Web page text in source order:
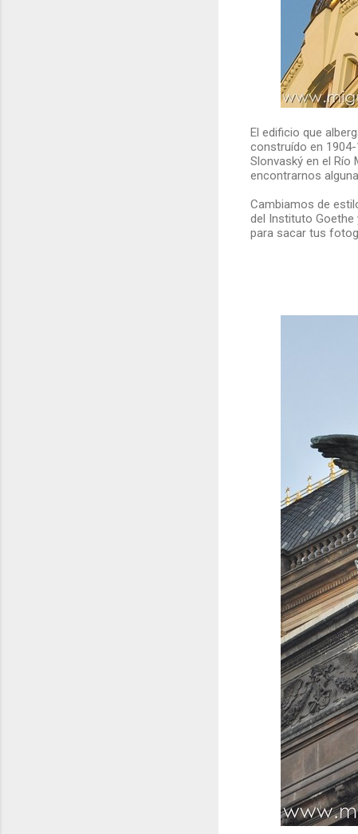
El edificio que
construído en
Slonvaský en el Río
encontrarnos
Cambiamos de
del Instituto Goethe
para sacar tus